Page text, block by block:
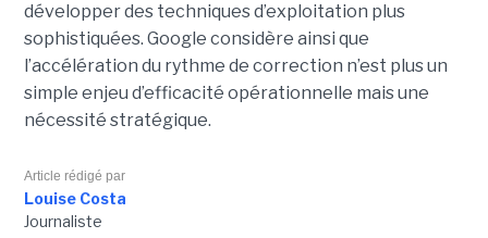
développer des techniques d’exploitation plus
sophistiquées. Google considère ainsi que
l’accélération du rythme de correction n’est plus un
simple enjeu d’efficacité opérationnelle mais une
nécessité stratégique.
Article rédigé par
Louise Costa
Journaliste